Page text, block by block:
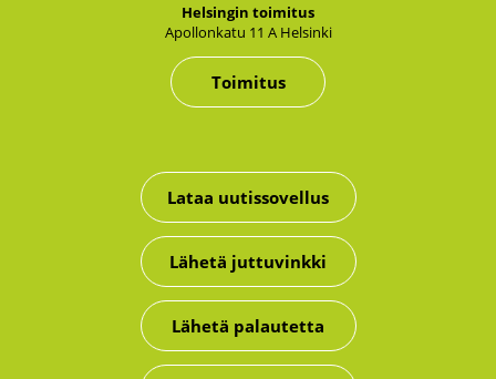
Hel­sin­gin toi­mi­tus
Apol­lon­ka­tu 11 A Hel­sin­ki
Toimitus
Lataa uutissovellus
Lähetä juttuvinkki
Lähetä palautetta